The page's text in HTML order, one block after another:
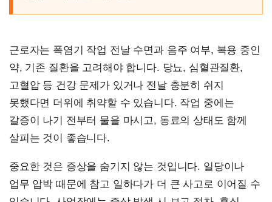
근로자는 폭염기 작업 전날 수면과 음주 여부, 복용 중인
약, 기존 질환을 고려해야 합니다. 당뇨, 심혈관질환,
고혈압 등 건강 문제가 있거나 전날 충분히 쉬지
못했다면 더위에 취약할 수 있습니다. 작업 중에는
갈증이 나기 전부터 물을 마시고, 동료의 상태도 함께
살피는 것이 좋습니다.
중요한 것은 증상을 숨기지 않는 것입니다. 일당이나
업무 압박 때문에 참고 일하다가 더 큰 사고로 이어질 수